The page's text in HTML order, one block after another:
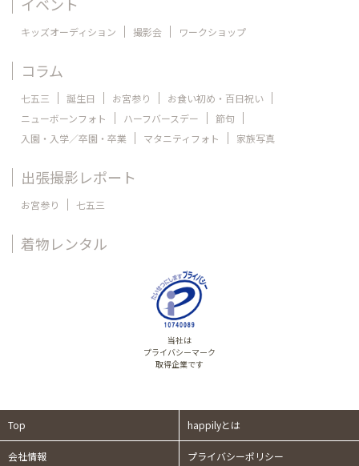
キッズオーディション 撮影会 ワークショップ
コラム
七五三 誕生日 お宮参り
お食い初め・百日祝い
ニューボーンフォト
ハーフバースデー
節句
入園・入学／卒園・卒業
マタニティフォト 家族写真
出張撮影レポート
お宮参り 七五三
着物レンタル
当社は
プライバシーマーク
取得企業です
Top happilyとは
会社情報 プライバシーポリシー